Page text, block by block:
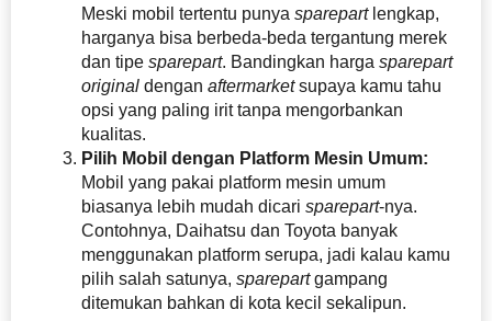
Meski mobil tertentu punya sparepartlengkap,
harganya bisa berbeda-beda tergantung merek
dan tipe sparepart. Bandingkan harga sparepart
original dengan aftermarketsupaya kamu tahu
opsi yang paling irit tanpa mengorbankan
kualitas.
Pilih Mobil dengan Platform Mesin Umum:
Mobil yang pakai platform mesin umum
biasanya lebih mudah dicari sparepart-nya.
Contohnya, Daihatsu dan Toyota banyak
menggunakan platform serupa, jadi kalau kamu
pilih salah satunya, sparepartgampang
ditemukan bahkan di kota kecil sekalipun.